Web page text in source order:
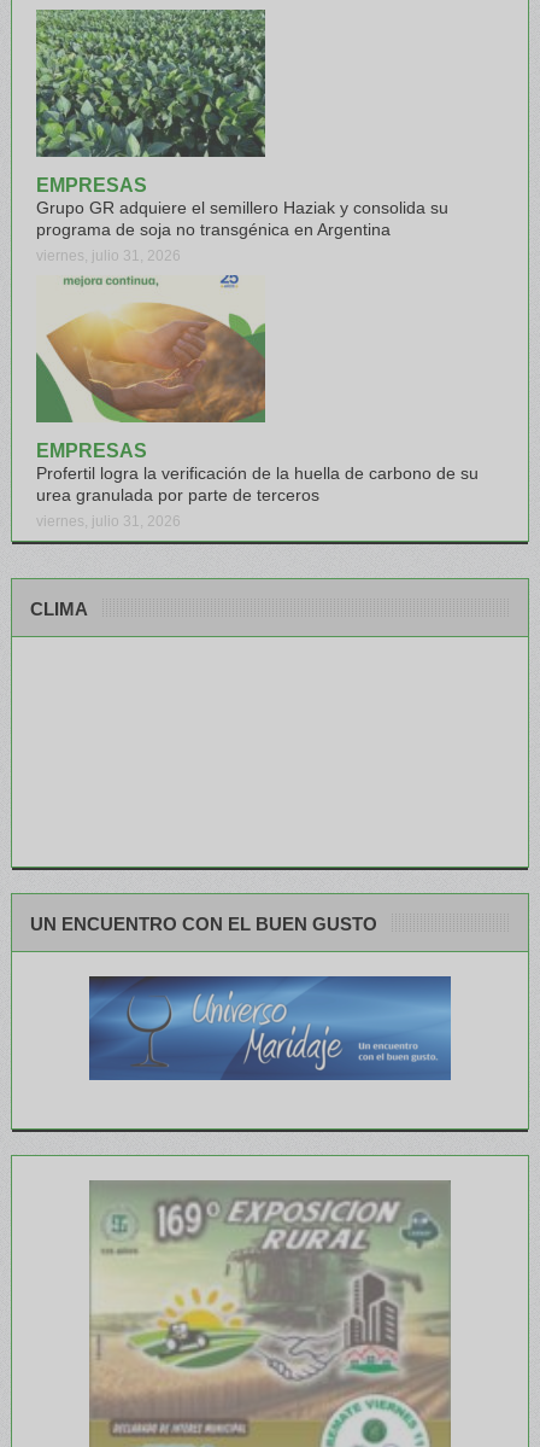
EMPRESAS
Grupo GR adquiere el semillero Haziak y consolida su
programa de soja no transgénica en Argentina
viernes, julio 31, 2026
EMPRESAS
Profertil logra la verificación de la huella de carbono de su
urea granulada por parte de terceros
viernes, julio 31, 2026
CLIMA
UN ENCUENTRO CON EL BUEN GUSTO